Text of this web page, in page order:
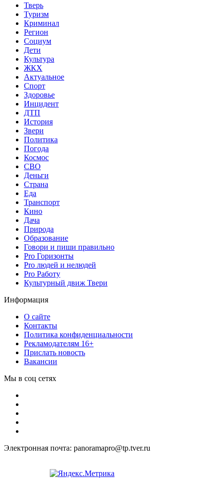
Тверь
Туризм
Криминал
Регион
Социум
Дети
Культура
ЖКХ
Актуальное
Спорт
Здоровье
Инцидент
ДТП
История
Звери
Политика
Погода
Космос
СВО
Деньги
Страна
Еда
Транспорт
Кино
Дача
Природа
Образование
Говори и пиши правильно
Pro Горизонты
Pro людей и нелюдей
Pro Работу
Культурный движ Твери
Информация
О сайте
Контакты
Политика конфиденциальности
Рекламодателям 16+
Прислать новость
Вакансии
Мы в соц сетях
Электронная почта: panoramapro@tp.tver.ru